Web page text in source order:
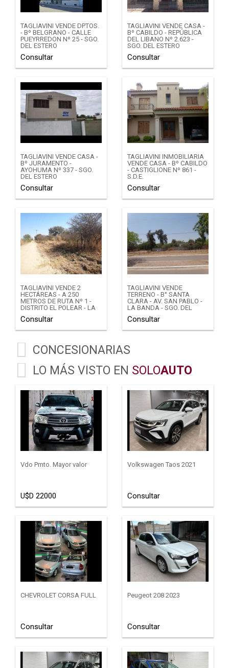
TAGLIAVINI VENDE DPTOS.
- Bº BELGRANO - CALLE
PUEYRREDON Nº 25 - SGO.
DEL ESTERO
Consultar
TAGLIAVINI VENDE CASA -
Bº CABILDO - REPÚBLICA
DEL LIBANO Nº 2.623 -
SGO. DEL ESTERO
Consultar
TAGLIAVINI VENDE CASA -
Bº JURAMENTO -
AYOHUMA Nº 337 - SGO.
DEL ESTERO
Consultar
TAGLIAVINI INMOBILIARIA
VENDE CASA - Bº CABILDO
- CASTIGLIONE Nº 861 -
S.D.E.
Consultar
TAGLIAVINI VENDE 2
HECTÁREAS - A 250
METROS DE RUTA Nº 1 -
DISTRITO EL POLEAR - LA
Consultar
TAGLIAVINI VENDE
TERRENO - B° SANTA
CLARA - AV. SAN PABLO -
LA BANDA - SGO. DEL
Consultar
CONCESIONARIAS
LO MÁS VISTO EN SOLOAUTO
Vdo Pmto. Mayor valor
U$D 22000
Volkswagen Taos 2021
Consultar
CHEVROLET CORSA FULL
Consultar
Peugeot 208 2023
Consultar